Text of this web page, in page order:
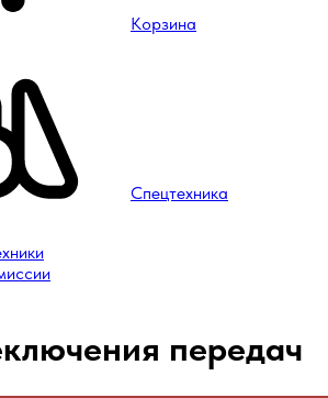
Корзина
Спецтехника
передач